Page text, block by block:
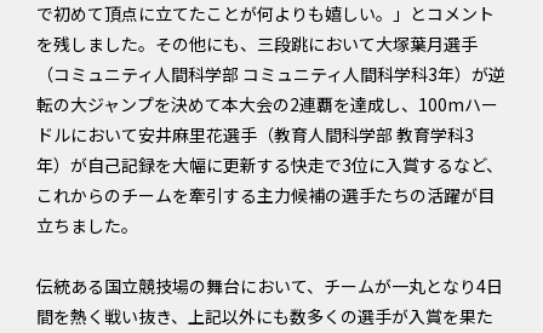
で初めて頂点に立てたことが何よりも嬉しい。」とコメント
を残しました。その他にも、三段跳において大塚葉月選手
（コミュニティ人間科学部 コミュニティ人間科学科3年）が逆
転の大ジャンプを決めて本大会の2連覇を達成し、100mハー
ドルにおいて安井麻里花選手（教育人間科学部 教育学科3
年）が自己記録を大幅に更新する快走で3位に入賞するなど、
これからのチームを牽引する主力候補の選手たちの活躍が目
立ちました。
伝統ある国立競技場の舞台において、チームが一丸となり4日
間を熱く戦い抜き、上記以外にも数多くの選手が入賞を果た